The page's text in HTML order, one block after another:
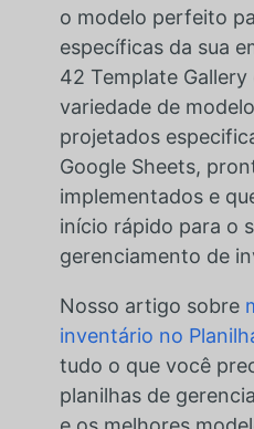
o modelo perfeito
específicas da sua
42 Template
variedade de
projetados
Google Sheets,
implementados e
início rápido para o
gerenciamento de
Nosso artigo sobre
inventário no
tudo o que você
planilhas de